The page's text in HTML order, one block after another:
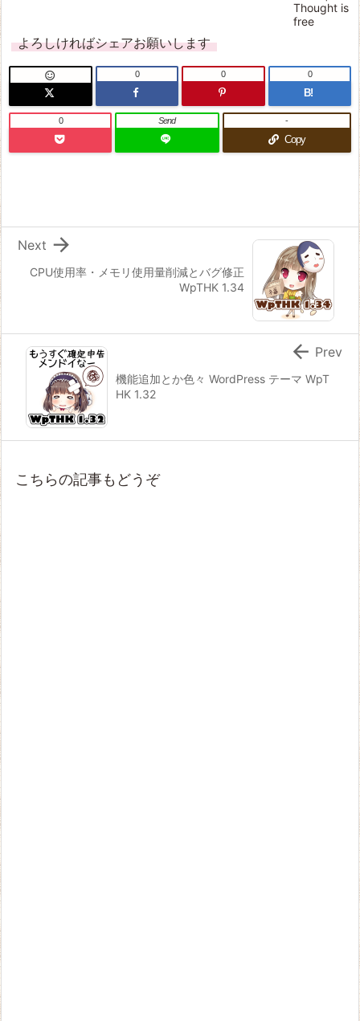
よろしければシェアお願いします
 0 0
B!
0
0 Send
Copy
-
CPU使用率・メモリ使用量削減とバグ修正
WpTHK 1.34

Next
機能追加とか色々 WordPress テーマ WpT
HK 1.32
 Prev
こちらの記事もどうぞ